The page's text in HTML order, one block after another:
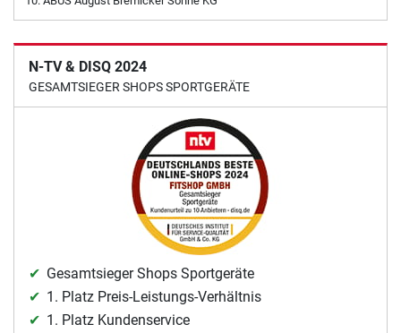
N-TV & DISQ 2024
GESAMTSIEGER SHOPS SPORTGERÄTE
Gesamtsieger Shops Sportgeräte
1. Platz Preis-Leistungs-Verhältnis
1. Platz Kundenservice